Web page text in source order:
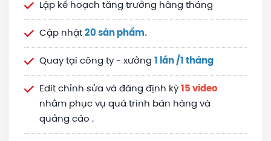
Lập kế hoạch tăng trưởng hàng tháng
Cập nhật 20 sản phẩm.
Quay tại công ty - xưởng 1 lần /1 tháng
Edit chỉnh sửa và đăng định kỳ 15 video
nhằm phục vụ quá trình bán hàng và
quảng cáo .